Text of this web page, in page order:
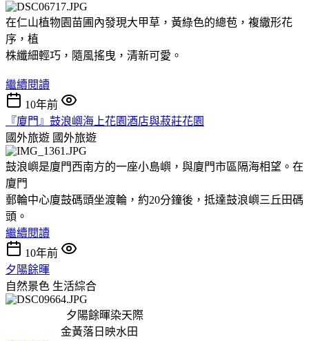
在仁山植物園苗圃內發現大甲草，黃綠色的總苞，複繖形花
序，植
株纖細輕巧，隨風搖曳，清新可愛。
繼續閱讀
10年前
『廈門』鼓浪嶼海上花園酒店與菽莊花園
國外旅遊 國外旅遊
鼓浪嶼是廈門西南方的一座小島嶼，與廈門市區隔海相望。在
廈門
郵輪中心廈鼓碼頭坐渡輪，約20分鐘後，抵達鼓浪嶼三丘田碼
頭。
繼續閱讀
10年前
夕陽餘暉
自然景色 生活綜合
夕陽餘暉染天際
金黃落日映水田